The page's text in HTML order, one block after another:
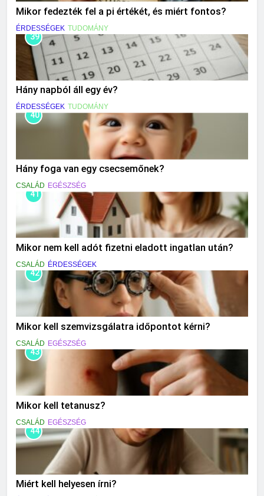
Mikor fedezték fel a pi értékét, és miért fontos?
ÉRDESSÉGEK TUDOMÁNY
39
Hány napból áll egy év?
ÉRDESSÉGEK TUDOMÁNY
40
Hány foga van egy csecsemőnek?
CSALÁD EGÉSZSÉG
41
Mikor nem kell adót fizetni eladott ingatlan után?
CSALÁD ÉRDESSÉGEK
42
Mikor kell szemvizsgálatra időpontot kérni?
CSALÁD EGÉSZSÉG
43
Mikor kell tetanusz?
CSALÁD EGÉSZSÉG
44
Miért kell helyesen írni?